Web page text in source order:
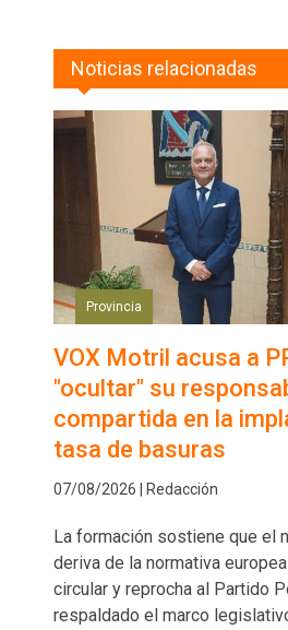
Noticias relacionadas
Provincia
VOX Motril acusa a
"ocultar" su
compartida en la
tasa de basuras
07/08/2026 | Redacción
La formación sostiene que el
deriva de la normativa
circular y reprocha al Partido
respaldado el marco